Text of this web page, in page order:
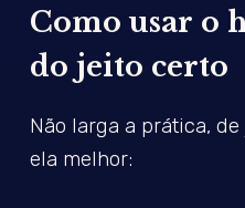
Como usar o
do jeito certo
Não larga a prática,
ela melhor: